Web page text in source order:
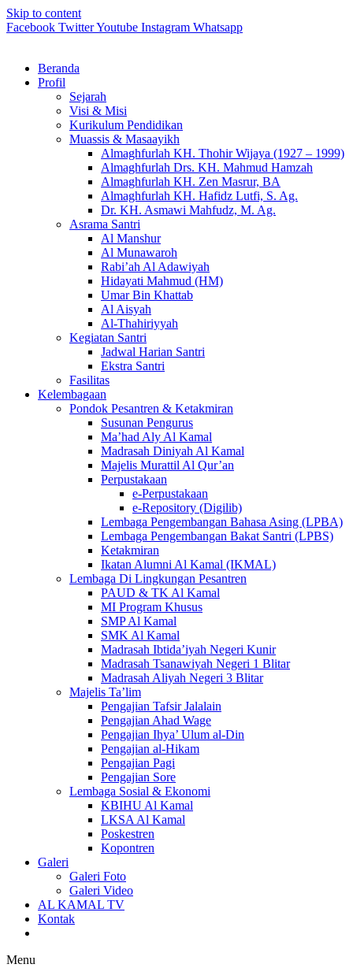
Skip to content
Facebook TwitterYoutube Instagram Whatsapp
Beranda
Profil
Sejarah
Visi & Misi
Kurikulum Pendidikan
Muassis & Masaayikh
Almaghfurlah KH. Thohir Wijaya (1927 – 1999)
Almaghfurlah Drs. KH. Mahmud Hamzah
Almaghfurlah KH. Zen Masrur, BA
Almaghfurlah KH. Hafidz Lutfi, S. Ag.
Dr. KH. Asmawi Mahfudz, M. Ag.
Asrama Santri
Al Manshur
Al Munawaroh
Rabi’ah Al Adawiyah
Hidayati Mahmud (HM)
Umar Bin Khattab
Al Aisyah
Al-Thahiriyyah
Kegiatan Santri
Jadwal Harian Santri
Ekstra Santri
Fasilitas
Kelembagaan
Pondok Pesantren & Ketakmiran
Susunan Pengurus
Ma’had Aly Al Kamal
Madrasah Diniyah Al Kamal
Majelis Murattil Al Qur’an
Perpustakaan
e-Perpustakaan
e-Repository (Digilib)
Lembaga Pengembangan Bahasa Asing (LPBA)
Lembaga Pengembangan Bakat Santri (LPBS)
Ketakmiran
Ikatan Alumni Al Kamal (IKMAL)
Lembaga Di Lingkungan Pesantren
PAUD & TK Al Kamal
MI Program Khusus
SMP Al Kamal
SMK Al Kamal
Madrasah Ibtida’iyah Negeri Kunir
Madrasah Tsanawiyah Negeri 1 Blitar
Madrasah Aliyah Negeri 3 Blitar
Majelis Ta’lim
Pengajian Tafsir Jalalain
Pengajian Ahad Wage
Pengajian Ihya’ Ulum al-Din
Pengajian al-Hikam
Pengajian Pagi
Pengajian Sore
Lembaga Sosial & Ekonomi
KBIHU Al Kamal
LKSA Al Kamal
Poskestren
Kopontren
Galeri
Galeri Foto
Galeri Video
AL KAMAL TV
Kontak
Menu